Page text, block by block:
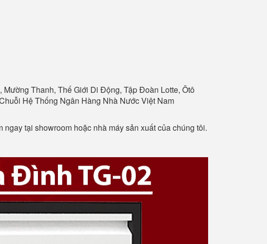
Thanh, Thế Giới Di Động, Tập Đoàn Lotte, Ôtô
Hệ Thống Ngân Hàng Nhà Nước Việt Nam
tại showroom hoặc nhà máy sản xuất của chúng tôi.